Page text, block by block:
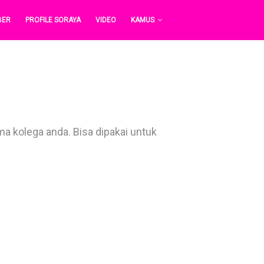
PROFILE SORAYA VIDEO KAMUS
kolega anda. Bisa dipakai untuk